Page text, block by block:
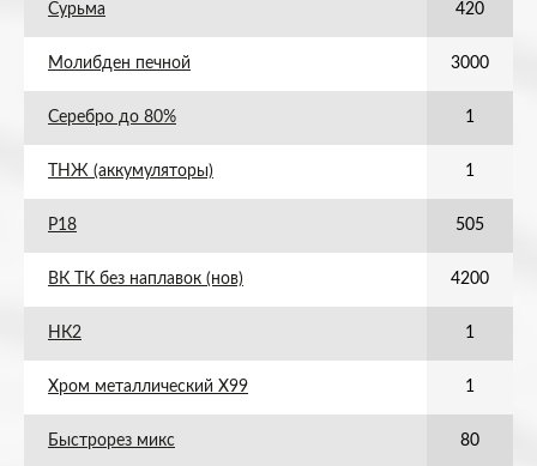
Сурьма 420
Молибден печной 3000
Серебро до 80% 1
ТНЖ (аккумуляторы) 1
Р18 505
ВК ТК без наплавок (нов) 4200
НК2 1
Хром металлический Х99 1
Быстрорез микс 80